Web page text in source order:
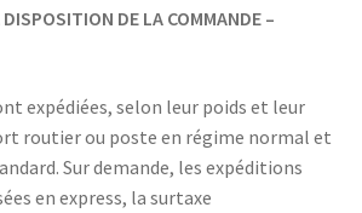
DE LA COMMANDE –
expédiées, selon leur poids et leur
routier ou poste en régime normal et
Sur demande, les expéditions
en express, la surtaxe